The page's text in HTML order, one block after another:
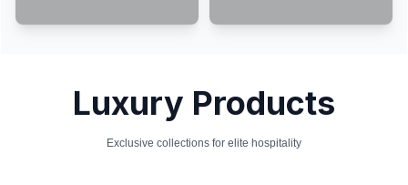
Luxury Products
Exclusive collections for elite hospitality